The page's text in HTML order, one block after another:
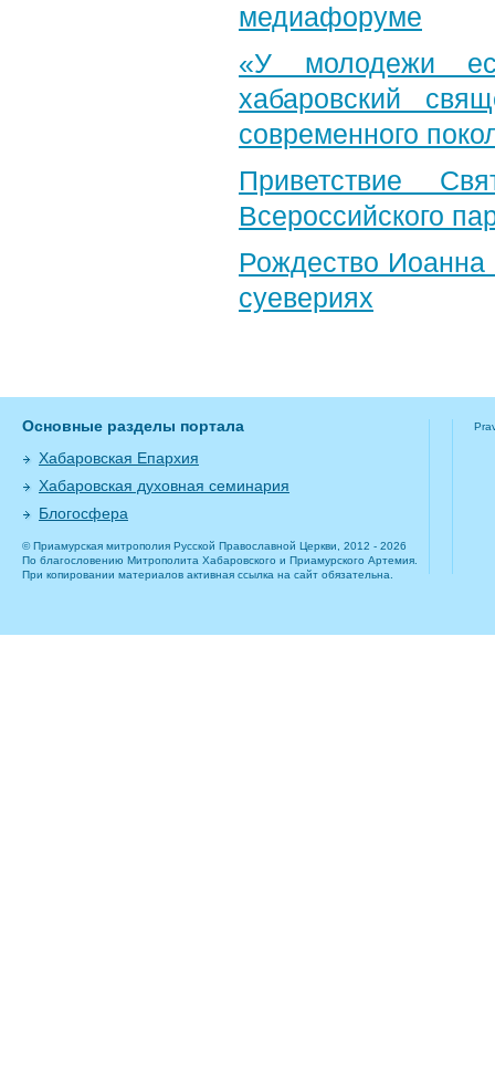
медиафоруме
«У молодежи
хабаровский
современного
Приветствие
Всероссийского
Рождество Иоанна
суевериях
Основные разделы портала
Хабаровская Епархия
Хабаровская духовная семинария
Блогосфера
© Приамурская митрополия Русской Православной Церкви, 2012 - 2026
По благословению Митрополита Хабаровского и Приамурского Артемия.
При копировании материалов активная ссылка на сайт обязательна.